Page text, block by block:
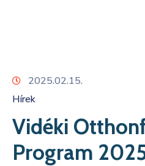
2025.02.15.
Hírek
Vidéki
Program